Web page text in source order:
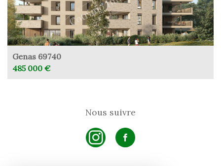
Genas 69740
485 000 €
Nous suivre